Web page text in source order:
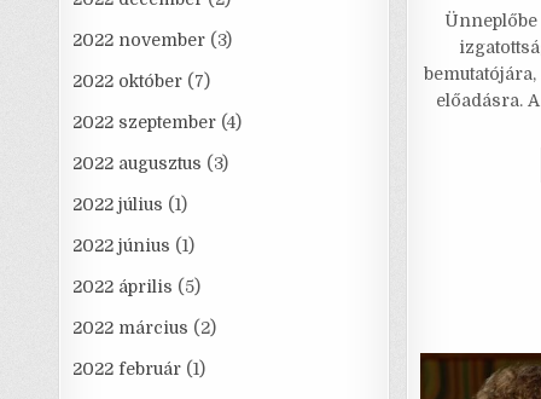
c
e
b
előadásra.
2022 november (3)
2022 október (7)
2022 szeptember (4)
2022 augusztus (3)
2022 július (1)
2022 június (1)
2022 április (5)
2022 március (2)
2022 február (1)